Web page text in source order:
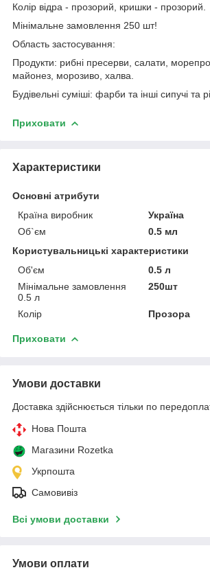
Колір відра - прозорий, кришки - прозорий.
Мінімальне замовлення 250 шт!
Область застосування:
Продукти: рибні пресерви, салати,
майонез, морозиво, халва.
Будівельні суміші: фарби та інші сипучі та
Приховати
Характеристики
Основні атрибути
Країна виробник
Україна
Об`єм
0.5 мл
Користувальницькі характеристики
Об'єм
0.5 л
Мінімальне замовлення
0.5 л
250шт
Колір Прозора
Приховати
Умови доставки
Доставка здійснюється тільки по
Нова Пошта
Магазини Rozetka
Укрпошта
Самовивіз
Всі умови доставки
Умови оплати